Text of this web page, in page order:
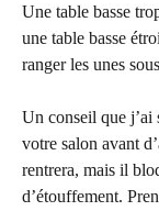
Une table basse
une table basse
ranger les unes
Un conseil que j’ai
votre salon avant
rentrera, mais il
d’étouffement.